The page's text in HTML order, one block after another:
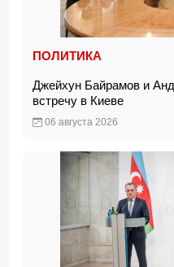
ПОЛИТИКА
Джейхун Байрамов и
встречу в Киеве
06 августа 2026